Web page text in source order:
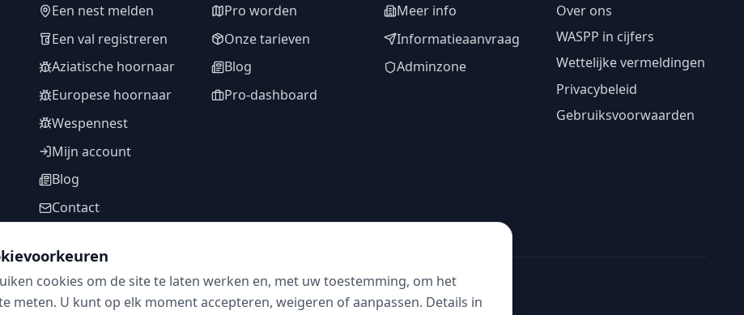
Een nest melden
Een val registreren
Aziatische hoornaar
Europese hoornaar
Wespennest
Mijn account
Blog
Contact
Pro worden
Onze tarieven
Blog
Pro-dashboard
Meer info
Informatieaanvraag
Adminzone
Over ons
WASPP in cijfers
Wettelijke vermeldingen
Privacybeleid
Gebruiksvoorwaarden
VOLG ONS
cookies om de site te laten werken en, met uw toestemming, om het
meten. U kunt op elk moment accepteren, weigeren of aanpassen. Details in